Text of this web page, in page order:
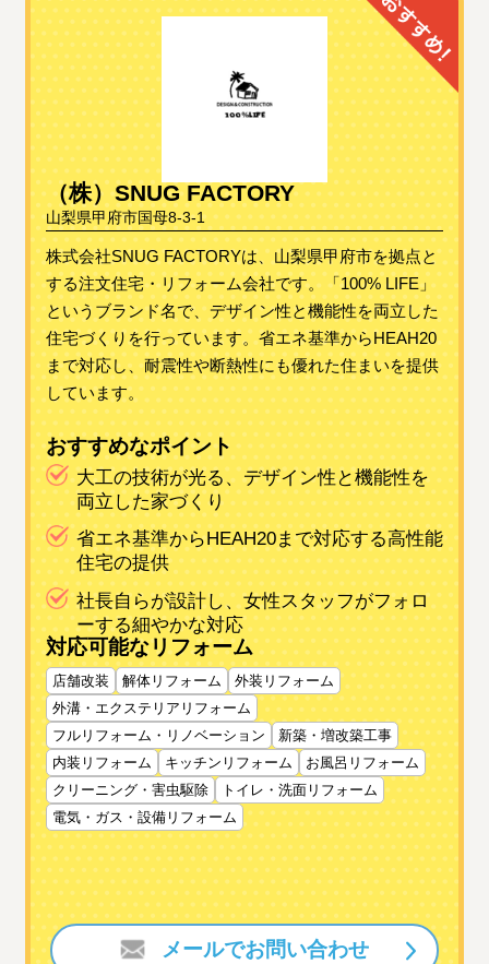
（株）SNUG FACTORY
山梨県甲府市国母8-3-1
株式会社SNUG FACTORYは、山梨県甲府市を拠点と
する注文住宅・リフォーム会社です。「100% LIFE」
というブランド名で、デザイン性と機能性を両立した
住宅づくりを行っています。省エネ基準からHEAH20
まで対応し、耐震性や断熱性にも優れた住まいを提供
しています。
おすすめなポイント
大工の技術が光る、デザイン性と機能性を
両立した家づくり
省エネ基準からHEAH20まで対応する高性能
住宅の提供
社長自らが設計し、女性スタッフがフォロ
ーする細やかな対応
対応可能なリフォーム
店舗改装 解体リフォーム
外装リフォーム
外溝・エクステリアリフォーム
フルリフォーム・リノベーション
新築・増改築工事
内装リフォーム
キッチンリフォーム
お風呂リフォーム
クリーニング・害虫駆除
トイレ・洗面リフォーム
電気・ガス・設備リフォーム
メールでお問い合わせ